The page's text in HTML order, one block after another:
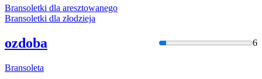
Bransoletki dla aresztowanego
Bransoletki dla złodzieja
ozdoba 6
Bransoleta